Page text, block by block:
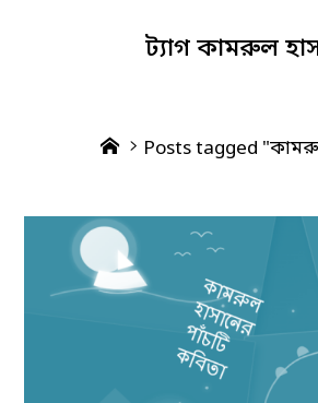
ট্যাগ কামরুল
HomePosts tagged